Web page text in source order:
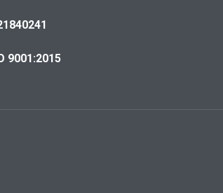
9001:2015